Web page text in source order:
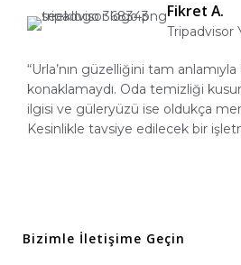
Fikret A.
Tripadvisor
“Urla’nın güzelliğini tam
konaklamaydı. Oda temizliği
ilgisi ve güleryüzü ise oldukça
Kesinlikle tavsiye edilecek bir
Bizimle İletişime Geçin